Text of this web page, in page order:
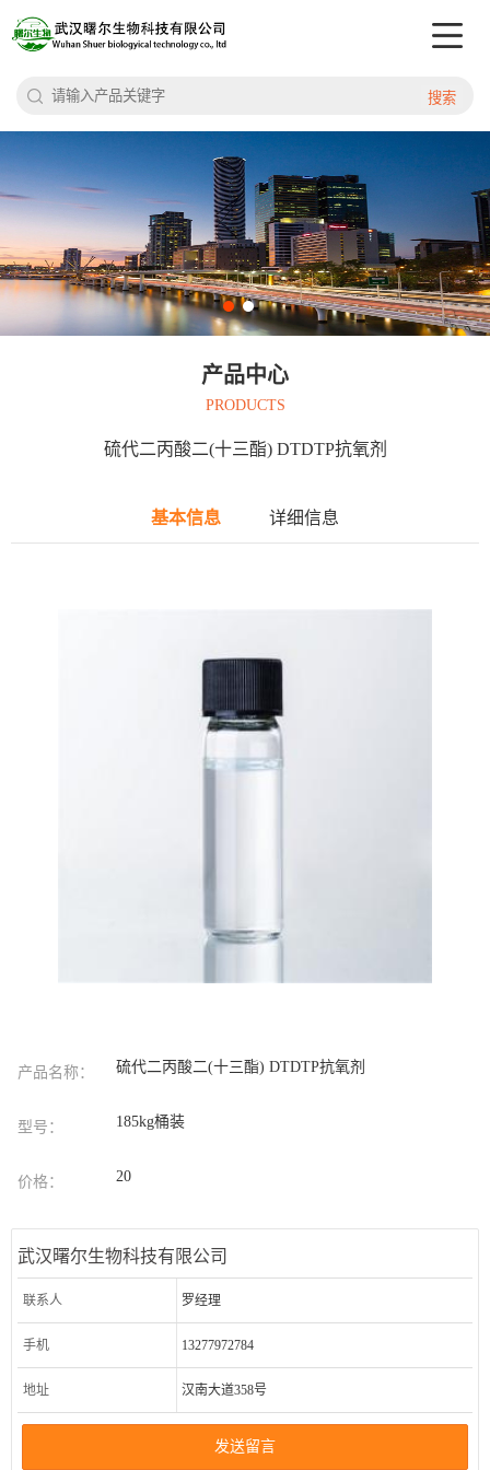
搜索
产品中心
PRODUCTS
硫代二丙酸二(十三酯) DTDTP抗氧剂
基本信息 详细信息
产品名称： 硫代二丙酸二(十三酯) DTDTP抗氧剂
型号： 185kg桶装
价格： 20
武汉曙尔生物科技有限公司
联系人 罗经理
手机 13277972784
地址 汉南大道358号
发送留言